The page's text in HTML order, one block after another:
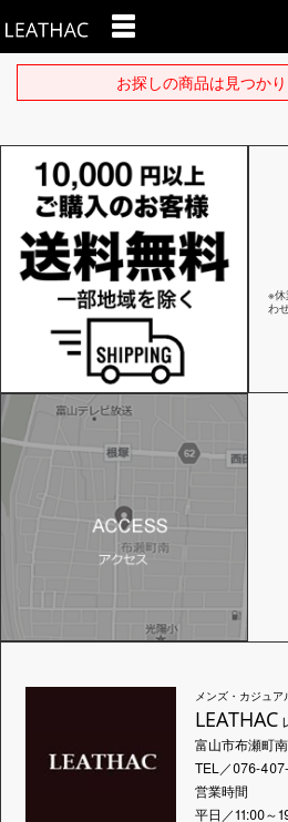
お探しの商品は見つか
※休
わ
メンズ・カジュ
LEATHAC
富山市布瀬町
TEL／076-
営業時間
平日／11:00～